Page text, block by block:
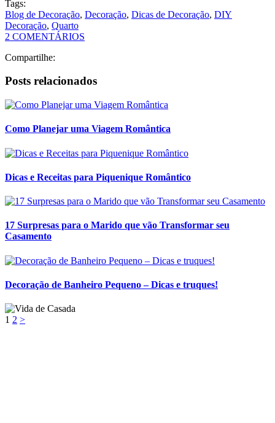
Tags:
Blog de Decoração, Decoração, Dicas de Decoração, DIY
Decoração, Quarto
2 COMENTÁRIOS
Compartilhe:
Posts relacionados
Como Planejar uma Viagem Romântica
Dicas e Receitas para Piquenique Romântico
17 Surpresas para o Marido que vão Transformar seu
Casamento
Decoração de Banheiro Pequeno – Dicas e truques!
1 2 >